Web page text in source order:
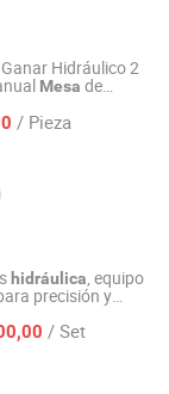
Hidráulico 2
Mesa de
/ Pieza
Ltd
hidráulica , equipo
precisión y
/ Set
Ltd.